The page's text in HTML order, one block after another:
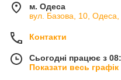
м. Одеса
вул. Базова, 10, Одеса,
Контакти
Сьогодні працює з
Показати весь